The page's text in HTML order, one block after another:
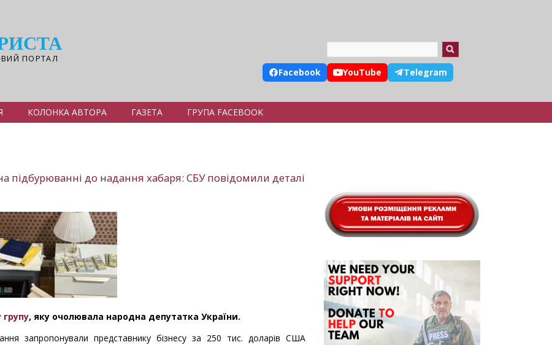
ПОРТАЛ
Facebook YouTube Telegram
КОЛОНКА АВТОРА ГАЗЕТА ГРУПА FACEBOOK
підбурюванні до надання хабаря: СБУ повідомили деталі
групу, яку очолювала народна депутатка України.
запропонували представнику бізнесу за 250 тис. доларів США